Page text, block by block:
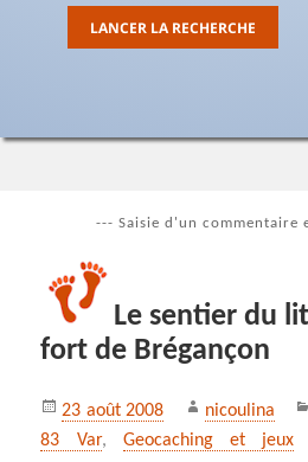
--- Saisie d'un commentaire
Le sentier du
fort de Brégançon
Publié
le
23 août 2008 Auteur
nicoulina
83 Var, Geocaching et jeux